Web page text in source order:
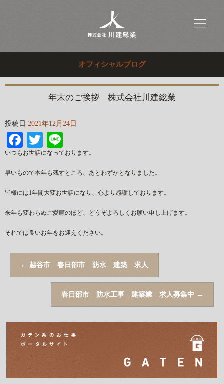
オフィシャルブログ
年末のご挨拶 株式会社川建総業
投稿日 2021年12月24日
Facebook
Twitter
いつもお世話になっております。
早いもので本年も残すところ、あとわずかとなりました。
皆様には1年間大変お世話になり、心より感謝しております。
来年も変わらぬご愛顧のほど、どうぞよろしくお願い申し上げます。
それでは良いお年をお迎えください。
← 越谷市 春日部市 防水 建築 求人
春日部市 防水工事 建築業 求人募集中 →